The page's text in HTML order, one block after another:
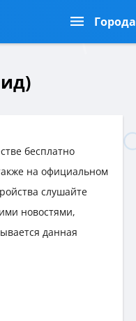
Города
бесплатно
на официальном
слушайте
новостями,
данная